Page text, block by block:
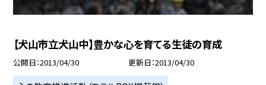
【犬山市立犬山中】豊かな心を育てる生徒の育成
公開日 2013/04/30 更新日 2013/04/30